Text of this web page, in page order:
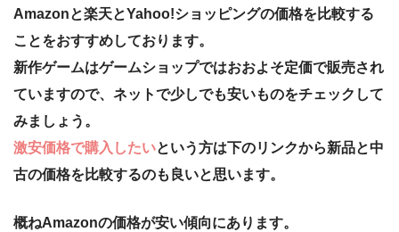
Amazonと楽天とYahoo!ショッピングの価格を比較する
ことをおすすめしております。
新作ゲームはゲームショップではおおよそ定価で販売され
ていますので、ネットで少しでも安いものをチェックして
みましょう。
激安価格で購入したいという方は下のリンクから新品と中
古の価格を比較するのも良いと思います。
概ねAmazonの価格が安い傾向にあります。